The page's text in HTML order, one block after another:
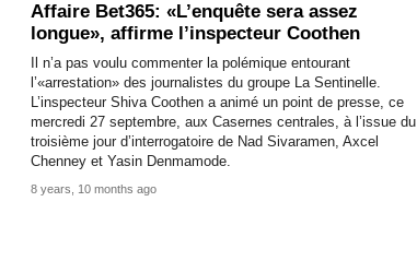
Affaire Bet365: «L’enquête sera assez
longue», affirme l’inspecteur Coothen
Il n’a pas voulu commenter la polémique entourant
l’«arrestation» des journalistes du groupe La Sentinelle.
L’inspecteur Shiva Coothen a animé un point de presse, ce
mercredi 27 septembre, aux Casernes centrales, à l’issue du
troisième jour d’interrogatoire de Nad Sivaramen, Axcel
Chenney et Yasin Denmamode.
8 years, 10 months ago